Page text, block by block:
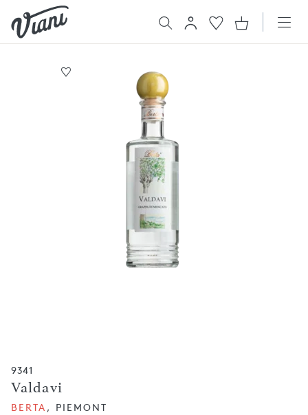
9341
Valdavi
BERTA , PIEMONT